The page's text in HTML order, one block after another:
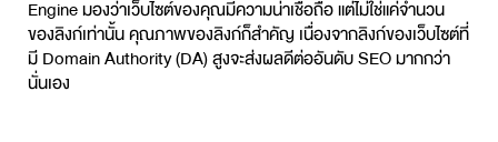
Engine มองว่าเว็บไซต์ของคุณมีความน่าเชื่อถือ แต่ไม่ใช่แค่จำนวน
ของลิงก์เท่านั้น คุณภาพของลิงก์ก็สำคัญ เนื่องจากลิงก์ของเว็บไซต์ที่
มี Domain Authority (DA) สูงจะส่งผลดีต่ออันดับ SEO มากกว่า
นั่นเอง